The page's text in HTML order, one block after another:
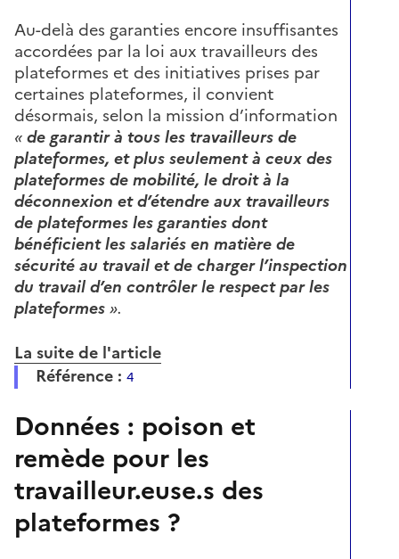
Au-delà des garanties encore insuffisantes
accordées par la loi aux travailleurs des
plateformes et des initiatives prises par
certaines plateformes, il convient
désormais, selon la mission d’information
«degarantir à tous les travailleurs de
plateformes, et plus seulement à ceux des
plateformes de mobilité, le droit à la
déconnexion et d’étendre aux travailleurs
de plateformes les garanties dont
bénéficient les salariés en matière de
sécurité au travail et de charger l’inspection
du travail d’en contrôler le respect par les
plateformes».
La suite de l'article
Référence : 4
Données : poison et
remède pour les
travailleur.euse.s des
plateformes ?